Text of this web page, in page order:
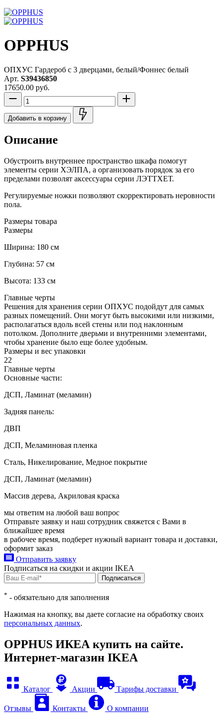
OPPHUS
ОПХУС Гардероб с 3 дверцами, белый/Фоннес белый
Арт. S39436850
17650.00 руб.
Добавить в корзину
Описание
Обустроить внутреннее пространство шкафа помогут
элементы серии ХЭЛПА, а организовать порядок за его
пределами позволят аксессуары серии ЛЭТТХЕТ.
Регулируемые ножки позволяют скорректировать неровности
пола.
Размеры товара
Размеры
Ширина: 180 см
Глубина: 57 см
Высота: 133 см
Главные черты
Решения для хранения серии ОПХУС подойдут для самых
разных помещений. Они могут быть высокими или низкими,
располагаться вдоль всей стены или под наклонным
потолком. Дополните дверьми и внутренними элементами,
чтобы хранение было еще более удобным.
Размеры и вес упаковки
22
Главные черты
Основные части:
ДСП, Ламинат (меламин)
Задняя панель:
ДВП
ДСП, Меламиновая пленка
Сталь, Никелирование, Медное покрытие
ДСП, Ламинат (меламин)
Массив дерева, Акриловая краска
мы ответим на любой ваш вопрос
Отправьте заявку и наш сотрудник свяжется с Вами в
ближайшее время
в рабочее время, подберет нужный вариант товара и доставки,
оформит заказ
Отправить заявку
Подписаться на скидки и акции IKEA
Подписаться
* - обязательно для заполнения
Нажимая на кнопку, вы даете согласие на обработку своих
персональных данных.
OPPHUS ИКЕА купить на сайте.
Интернет-магазин IKEA
Каталог Акции Тарифы доставки
Отзывы Контакты О компании